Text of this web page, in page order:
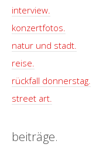
interview.
konzertfotos.
natur und stadt.
reise.
rückfall donnerstag.
street art.
beiträge.